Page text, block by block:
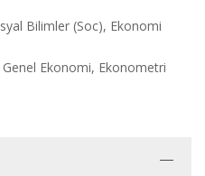
Bilimler (Soc), Ekonomi
Genel Ekonomi, Ekonometri